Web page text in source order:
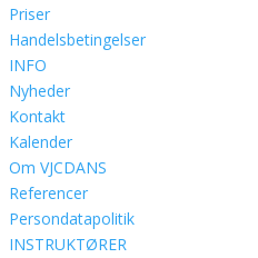
Priser
Handelsbetingelser
INFO
Nyheder
Kontakt
Kalender
Om VJCDANS
Referencer
Persondatapolitik
INSTRUKTØRER